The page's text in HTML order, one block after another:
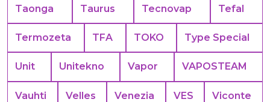
Taonga Taurus Tecnovap Tefal
Termozeta TFA TOKO Type Special
Unit Unitekno Vapor VAPOSTEAM
Vauhti Velles Venezia VES Viconte